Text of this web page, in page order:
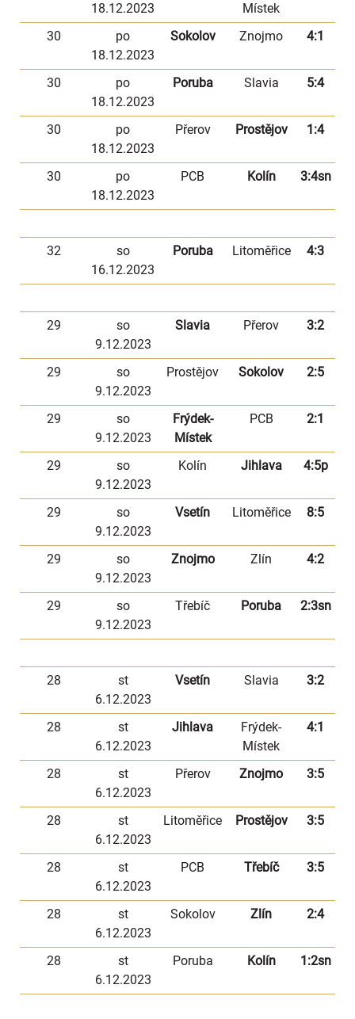
18.12.2023
Místek
30
po
18.12.2023
Sokolov Znojmo 4:1
30
po
18.12.2023
Poruba Slavia 5:4
30
po
18.12.2023
Přerov Prostějov 1:4
30
po
18.12.2023
PCB Kolín 3:4sn
32
so
16.12.2023
Poruba Litoměřice 4:3
29
so
9.12.2023
Slavia Přerov 3:2
29
so
9.12.2023
Prostějov Sokolov 2:5
29
so
9.12.2023
Frýdek-
Místek
PCB 2:1
29
so
9.12.2023
Kolín Jihlava 4:5p
29
so
9.12.2023
Vsetín Litoměřice 8:5
29
so
9.12.2023
Znojmo Zlín 4:2
29
so
9.12.2023
Třebíč Poruba 2:3sn
28
st
6.12.2023
Vsetín Slavia 3:2
28
st
6.12.2023
Jihlava
Frýdek-
Místek
4:1
28
st
6.12.2023
Přerov Znojmo 3:5
28
st
6.12.2023
Litoměřice Prostějov 3:5
28
st
6.12.2023
PCB Třebíč 3:5
28
st
6.12.2023
Sokolov Zlín 2:4
28
st
6.12.2023
Poruba Kolín 1:2sn